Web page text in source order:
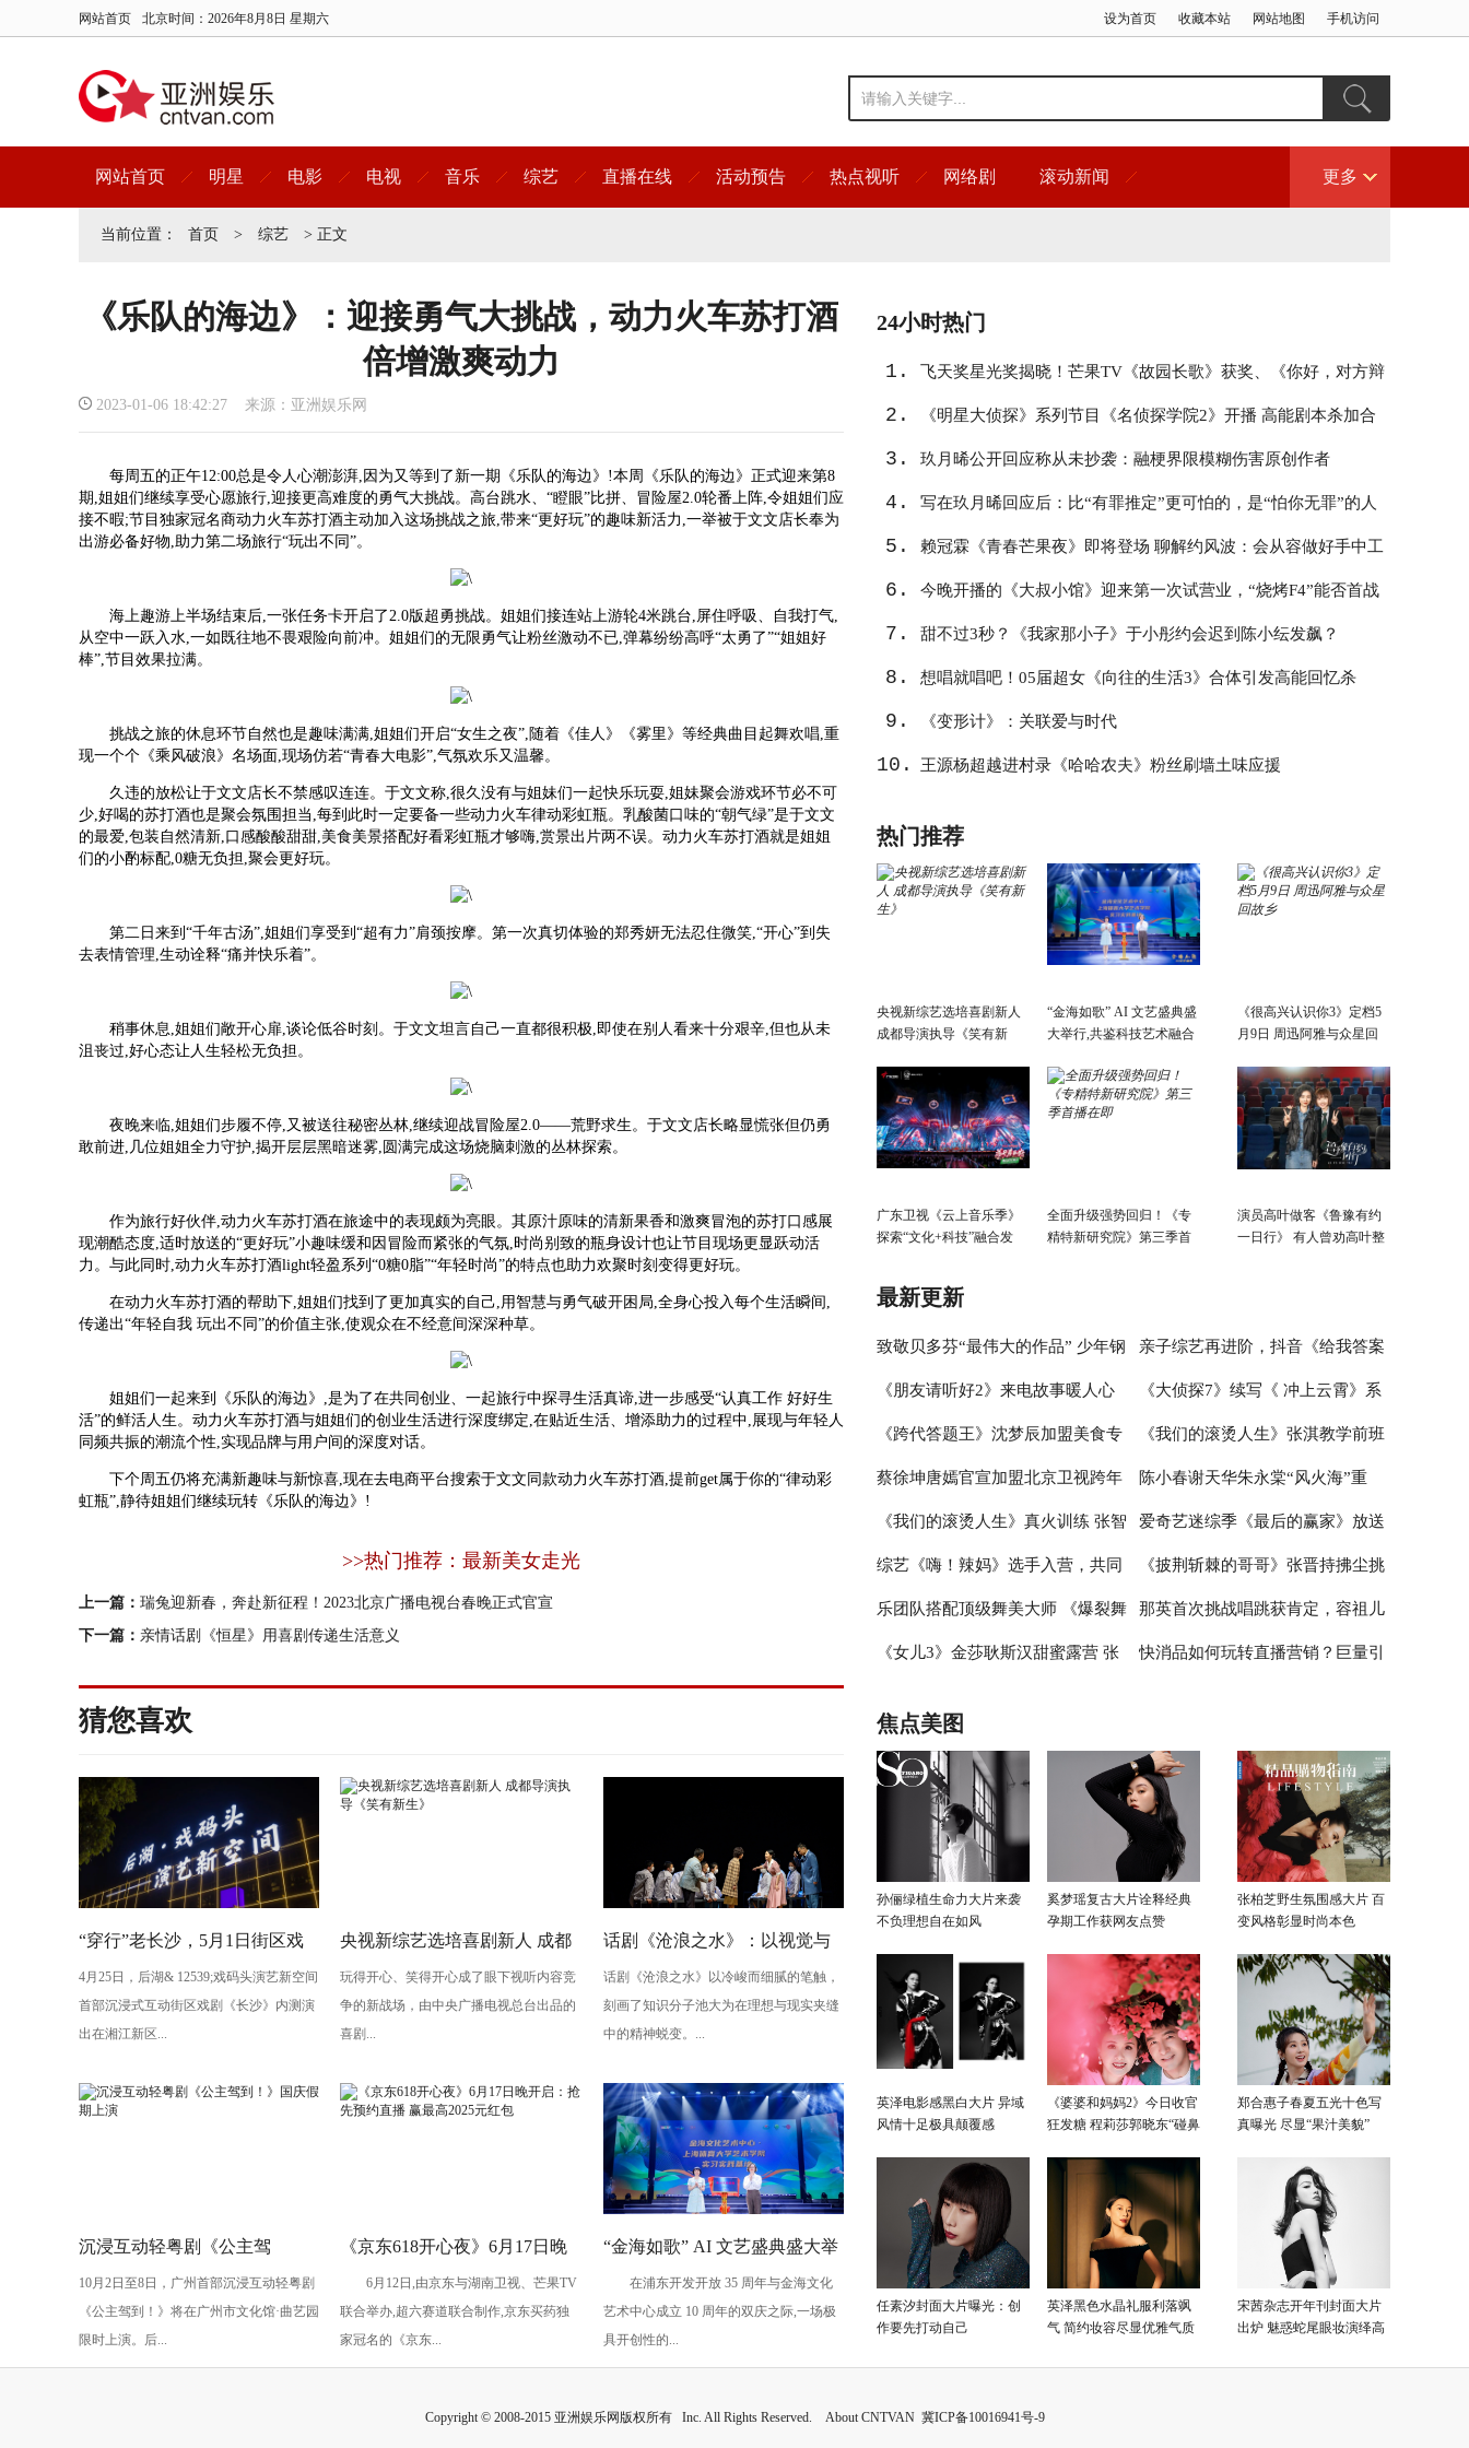
网站首页 北京时间： 2026年8月8日 星期六 设为首页 收藏本站 网站地图 手机访问
网站首页 明星 电影 电视 音乐 综艺 直播在线 活动预告 热点视听 网络剧 滚动新闻 更多
当前位置： 首页 > 综艺 > 正文
《乐队的海边》：迎接勇气大挑战，动力火车苏打酒
倍增激爽动力
2023-01-06 18:42:27 来源：亚洲娱乐网
每周五的正午12:00总是令人心潮澎湃,因为又等到了新一期《乐队的海边》!本周《乐队的海边》正式迎来第8
期,姐姐们继续享受心愿旅行,迎接更高难度的勇气大挑战。高台跳水、“瞪眼”比拼、冒险屋2.0轮番上阵,令姐姐们应
接不暇;节目独家冠名商动力火车苏打酒主动加入这场挑战之旅,带来“更好玩”的趣味新活力,一举被于文文店长奉为
出游必备好物,助力第二场旅行“玩出不同”。
海上趣游上半场结束后,一张任务卡开启了2.0版超勇挑战。姐姐们接连站上游轮4米跳台,屏住呼吸、自我打气,
从空中一跃入水,一如既往地不畏艰险向前冲。姐姐们的无限勇气让粉丝激动不已,弹幕纷纷高呼“太勇了”“姐姐好
棒”,节目效果拉满。
挑战之旅的休息环节自然也是趣味满满,姐姐们开启“女生之夜”,随着《佳人》《雾里》等经典曲目起舞欢唱,重
现一个个《乘风破浪》名场面,现场仿若“青春大电影”,气氛欢乐又温馨。
久违的放松让于文文店长不禁感叹连连。于文文称,很久没有与姐妹们一起快乐玩耍,姐妹聚会游戏环节必不可
少,好喝的苏打酒也是聚会氛围担当,每到此时一定要备一些动力火车律动彩虹瓶。乳酸菌口味的“朝气绿”是于文文
的最爱,包装自然清新,口感酸酸甜甜,美食美景搭配好看彩虹瓶才够嗨,赏景出片两不误。动力火车苏打酒就是姐姐
们的小酌标配,0糖无负担,聚会更好玩。
第二日来到“千年古汤”,姐姐们享受到“超有力”肩颈按摩。第一次真切体验的郑秀妍无法忍住微笑,“开心”到失
去表情管理,生动诠释“痛并快乐着”。
稍事休息,姐姐们敞开心扉,谈论低谷时刻。于文文坦言自己一直都很积极,即使在别人看来十分艰辛,但也从未
沮丧过,好心态让人生轻松无负担。
夜晚来临,姐姐们步履不停,又被送往秘密丛林,继续迎战冒险屋2.0——荒野求生。于文文店长略显慌张但仍勇
敢前进,几位姐姐全力守护,揭开层层黑暗迷雾,圆满完成这场烧脑刺激的丛林探索。
作为旅行好伙伴,动力火车苏打酒在旅途中的表现颇为亮眼。其原汁原味的清新果香和激爽冒泡的苏打口感展
现潮酷态度,适时放送的“更好玩”小趣味缓和因冒险而紧张的气氛,时尚别致的瓶身设计也让节目现场更显跃动活
力。与此同时,动力火车苏打酒light轻盈系列“0糖0脂”“年轻时尚”的特点也助力欢聚时刻变得更好玩。
在动力火车苏打酒的帮助下,姐姐们找到了更加真实的自己,用智慧与勇气破开困局,全身心投入每个生活瞬间,
传递出“年轻自我 玩出不同”的价值主张,使观众在不经意间深深种草。
姐姐们一起来到《乐队的海边》,是为了在共同创业、一起旅行中探寻生活真谛,进一步感受“认真工作 好好生
活”的鲜活人生。动力火车苏打酒与姐姐们的创业生活进行深度绑定,在贴近生活、增添助力的过程中,展现与年轻人
同频共振的潮流个性,实现品牌与用户间的深度对话。
下个周五仍将充满新趣味与新惊喜,现在去电商平台搜索于文文同款动力火车苏打酒,提前get属于你的“律动彩
虹瓶”,静待姐姐们继续玩转《乐队的海边》!
>>热门推荐：最新美女走光
上一篇： 瑞兔迎新春，奔赴新征程！2023北京广播电视台春晚正式官宣
下一篇： 亲情话剧《恒星》用喜剧传递生活意义
猜您喜欢
“穿行”老长沙，5月1日街区戏
剧《长沙》将亮相“后湖・戏码
头”
4月25日，后湖& 12539;戏码头演艺新空间
首部沉浸式互动街区戏剧《长沙》内测演
出在湘江新区...
央视新综艺选培喜剧新人 成都
导演执导《笑有新生》
玩得开心、笑得开心成了眼下视听内容竞
争的新战场，由中央广播电视总台出品的
喜剧...
话剧《沧浪之水》：以视觉与
心理空间，照见知识分子的精
神挣扎
话剧《沧浪之水》以冷峻而细腻的笔触，
刻画了知识分子池大为在理想与现实夹缝
中的精神蜕变。...
沉浸互动轻粤剧《公主驾
到！》国庆假期上演
10月2日至8日，广州首部沉浸互动轻粤剧
《公主驾到！》将在广州市文化馆·曲艺园
限时上演。后...
《京东618开心夜》6月17日晚
开启：抢先预约直播 赢最高
2025元红包
6月12日,由京东与湖南卫视、芒果TV
联合举办,超六赛道联合制作,京东买药独
家冠名的《京东...
“金海如歌” AI 文艺盛典盛大举
行,共鉴科技艺术融合景象
在浦东开发开放 35 周年与金海文化
艺术中心成立 10 周年的双庆之际,一场极
具开创性的...
24小时热门
1. 飞天奖星光奖揭晓！芒果TV《故园长歌》获奖、《你好，对方辩
友》入围
2. 《明星大侦探》系列节目《名侦探学院2》开播 高能剧本杀加合
宿真人秀引期待
3. 玖月晞公开回应称从未抄袭：融梗界限模糊伤害原创作者
4. 写在玖月晞回应后：比“有罪推定”更可怕的，是“怕你无罪”的人
心
5. 赖冠霖《青春芒果夜》即将登场 聊解约风波：会从容做好手中工
作
6. 今晚开播的《大叔小馆》迎来第一次试营业，“烧烤F4”能否首战
告捷？
7. 甜不过3秒？《我家那小子》于小彤约会迟到陈小纭发飙？
8. 想唱就唱吧！05届超女《向往的生活3》合体引发高能回忆杀
9. 《变形计》：关联爱与时代
10. 王源杨超越进村录《哈哈农夫》粉丝刷墙土味应援
热门推荐
央视新综艺选培喜剧新人
成都导演执导《笑有新
“金海如歌” AI 文艺盛典盛
大举行,共鉴科技艺术融合
《很高兴认识你3》定档5
月9日 周迅阿雅与众星回
广东卫视《云上音乐季》
探索“文化+科技”融合发
全面升级强势回归！《专
精特新研究院》第三季首
演员高叶做客《鲁豫有约
一日行》 有人曾劝高叶整
最新更新
致敬贝多芬“最伟大的作品” 少年钢
琴家林秉宽 首演音乐会圆满成功
亲子综艺再进阶，抖音《给我答案
吧，妈妈请回答》的爆款逻辑
《朋友请听好2》来电故事暖人心
何炅讲述学霸爱情故事超浪漫
《大侦探7》续写《 冲上云霄》系
列 何炅张若昀邓伦未来感造型太吸
睛
《跨代答题王》沈梦辰加盟美食专
辑，杨迪称现在喝奶茶如同喝粥
《我们的滚烫人生》张淇教学前班
唱歌 张云龙展示球技
蔡徐坤唐嫣官宣加盟北京卫视跨年
冰雪盛典，冰雪舞台绽放青春风采
陈小春谢天华朱永棠“风火海”重
聚，《大湾仔的夜》主题曲嗨爆全
场
《我们的滚烫人生》真火训练 张智
霖挑战体能极限
爱奇艺迷综季《最后的赢家》放送
中 谜题烧脑剧情走心正向价值观引
网友深思
综艺《嗨！辣妈》选手入营，共同
见证“新时代女性”的初级绽放
《披荆斩棘的哥哥》张晋持拂尘挑
战新舞台 尹正半遮面舞扇战斗力拉
满
乐团队搭配顶级舞美大师 《爆裂舞
台》把专业打在公屏上
那英首次挑战唱跳获肯定，容祖儿
被打低分受挫落泪
《女儿3》金莎耿斯汉甜蜜露营 张 快消品如何玩转直播营销？巨量引
焦点美图
孙俪绿植生命力大片来袭
不负理想自在如风
奚梦瑶复古大片诠释经典
孕期工作获网友点赞
张柏芝野生氛围感大片 百
变风格彰显时尚本色
英泽电影感黑白大片 异域
风情十足极具颠覆感
《婆婆和妈妈2》今日收官
狂发糖 程莉莎郭晓东“碰鼻
郑合惠子春夏五光十色写
真曝光 尽显“果汁美貌”
任素汐封面大片曝光：创
作要先打动自己
英泽黑色水晶礼服利落飒
气 简约妆容尽显优雅气质
宋茜杂志开年刊封面大片
出炉 魅惑蛇尾眼妆演绎高
Copyright © 2008-2015 亚洲娱乐网版权所有 Inc. All Rights Reserved. About CNTVAN 冀ICP备10016941号-9